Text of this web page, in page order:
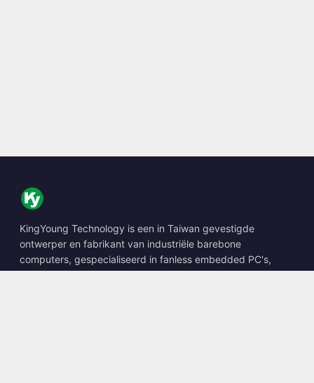
KingYoung Technology is een in Taiwan gevestigde
ontwerper en fabrikant van industriële barebone
computers, gespecialiseerd in fanless embedded PC's,
edge AI boxes en robuuste computeroplossingen.